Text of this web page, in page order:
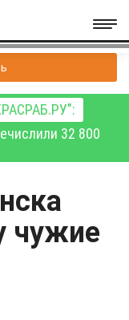
32 800
чужие